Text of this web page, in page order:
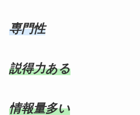
専門性
説得力ある
情報量多い